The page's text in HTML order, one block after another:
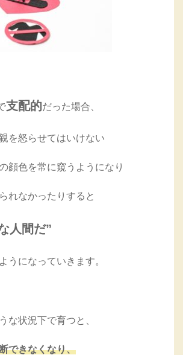
支配的だった場合、
を怒らせてはいけない
顔色を常に窺うようになり
れなかったりすると
人間だ”
うになっていきます。
な状況下で育つと、
できなくなり、